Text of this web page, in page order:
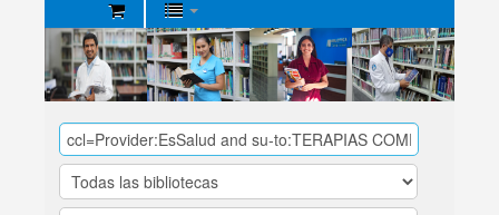
Biblioteca
Central
EsSalud